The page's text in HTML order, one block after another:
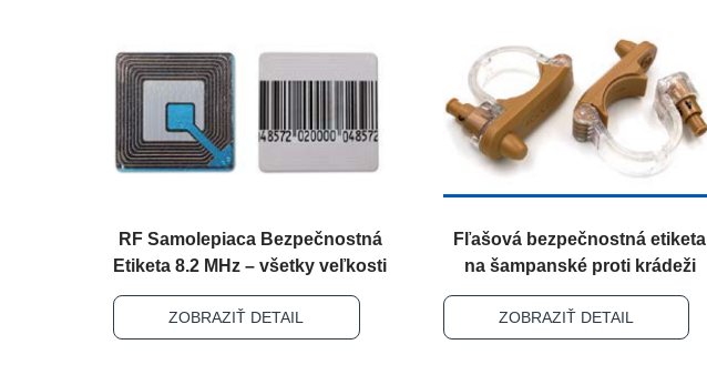
RF Samolepiaca Bezpečnostná
Etiketa 8.2 MHz – všetky veľkosti
ZOBRAZIŤ DETAIL
Fľašová bezpečnostná etiketa
na šampanské proti krádeži
ZOBRAZIŤ DETAIL